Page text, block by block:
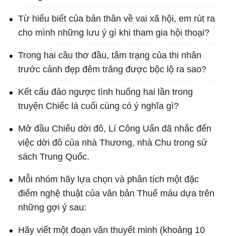
Từ hiểu biết của bản thân về vai xã hội, em rút ra
cho mình những lưu ý gì khi tham gia hội thoại?
Trong hai câu thơ đầu, tâm trạng của thi nhân
trước cảnh đẹp đêm trăng được bộc lộ ra sao?
Kết cấu đảo ngược tình huống hai lần trong
truyện Chiếc lá cuối cùng có ý nghĩa gì?
Mở đầu Chiếu dời đô, Lí Công Uẩn đã nhắc đến
việc dời đô của nhà Thương, nhà Chu trong sử
sách Trung Quốc.
Mỗi nhóm hãy lựa chọn và phân tích một đặc
điểm nghệ thuật của văn bản Thuế máu dựa trên
những gợi ý sau:
Hãy viết một đoạn văn thuyết minh (khoảng 10